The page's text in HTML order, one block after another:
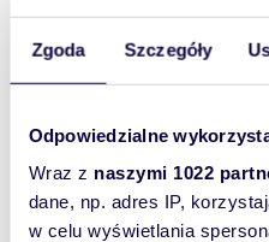
Zgoda Szczegóły
Odpowiedzialne
Wraz z naszymi 1022
dane, np. adres IP,
w celu wyświetlania